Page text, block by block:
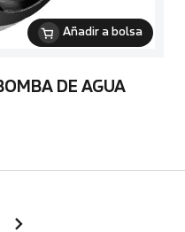
Añadir a bolsa
DE AGUA